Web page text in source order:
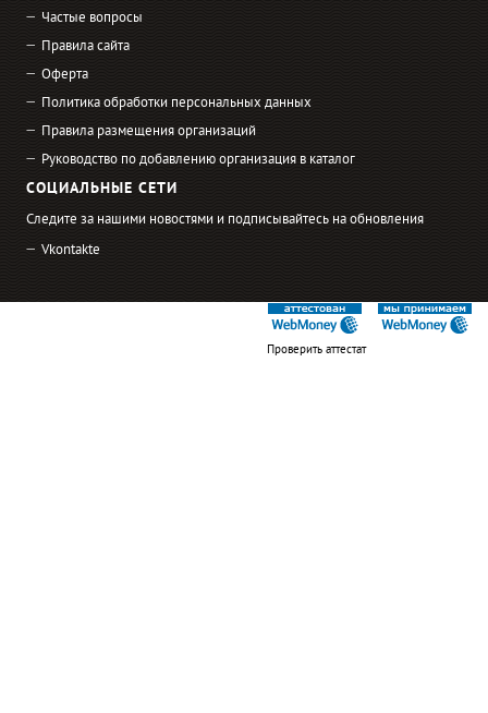
Частые вопросы
Правила сайта
Оферта
Политика обработки персональных данных
Правила размещения организаций
Руководство по добавлению организация в каталог
СОЦИАЛЬНЫЕ СЕТИ
Следите за нашими новостями и подписывайтесь на обновления
Vkontakte
Проверить аттестат